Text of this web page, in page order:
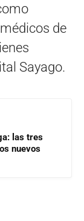
de
Sayago.
las tres
nuevos